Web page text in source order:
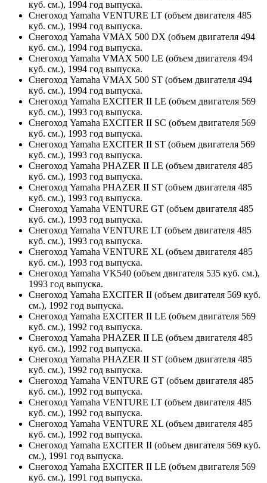
куб. см.), 1994 год выпуска.
Снегоход Yamaha VENTURE LT (объем двигателя 485
куб. см.), 1994 год выпуска.
Снегоход Yamaha VMAX 500 DX (объем двигателя 494
куб. см.), 1994 год выпуска.
Снегоход Yamaha VMAX 500 LE (объем двигателя 494
куб. см.), 1994 год выпуска.
Снегоход Yamaha VMAX 500 ST (объем двигателя 494
куб. см.), 1994 год выпуска.
Снегоход Yamaha EXCITER II LE (объем двигателя 569
куб. см.), 1993 год выпуска.
Снегоход Yamaha EXCITER II SC (объем двигателя 569
куб. см.), 1993 год выпуска.
Снегоход Yamaha EXCITER II ST (объем двигателя 569
куб. см.), 1993 год выпуска.
Снегоход Yamaha PHAZER II LE (объем двигателя 485
куб. см.), 1993 год выпуска.
Снегоход Yamaha PHAZER II ST (объем двигателя 485
куб. см.), 1993 год выпуска.
Снегоход Yamaha VENTURE GT (объем двигателя 485
куб. см.), 1993 год выпуска.
Снегоход Yamaha VENTURE LT (объем двигателя 485
куб. см.), 1993 год выпуска.
Снегоход Yamaha VENTURE XL (объем двигателя 485
куб. см.), 1993 год выпуска.
Снегоход Yamaha VK540 (объем двигателя 535 куб. см.),
1993 год выпуска.
Снегоход Yamaha EXCITER II (объем двигателя 569 куб.
см.), 1992 год выпуска.
Снегоход Yamaha EXCITER II LE (объем двигателя 569
куб. см.), 1992 год выпуска.
Снегоход Yamaha PHAZER II LE (объем двигателя 485
куб. см.), 1992 год выпуска.
Снегоход Yamaha PHAZER II ST (объем двигателя 485
куб. см.), 1992 год выпуска.
Снегоход Yamaha VENTURE GT (объем двигателя 485
куб. см.), 1992 год выпуска.
Снегоход Yamaha VENTURE LT (объем двигателя 485
куб. см.), 1992 год выпуска.
Снегоход Yamaha VENTURE XL (объем двигателя 485
куб. см.), 1992 год выпуска.
Снегоход Yamaha EXCITER II (объем двигателя 569 куб.
см.), 1991 год выпуска.
Снегоход Yamaha EXCITER II LE (объем двигателя 569
куб. см.), 1991 год выпуска.